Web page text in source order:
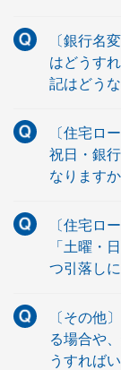
〔銀行名
はどうす
記はどう
〔住宅ロ
祝日・銀
なりますか
〔住宅ロ
「土曜・
つ引落し
〔その他
る場合や
うすれば